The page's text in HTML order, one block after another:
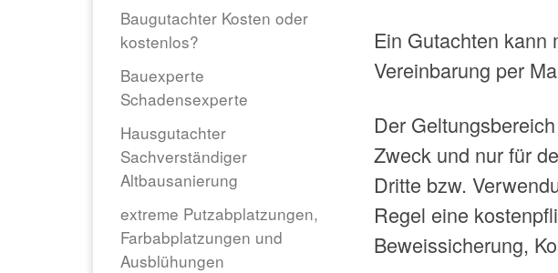
Ein Gutachten
Vereinbarung per
Der
Zweck und nur für
Dritte bzw.
Regel eine
Beweissicherung,
Baugutachter Kosten oder
kostenlos?
Bauexperte
Schadensexperte
Hausgutachter
Sachverständiger
Altbausanierung
extreme Putzabplatzungen,
Farbabplatzungen und
Ausblühungen